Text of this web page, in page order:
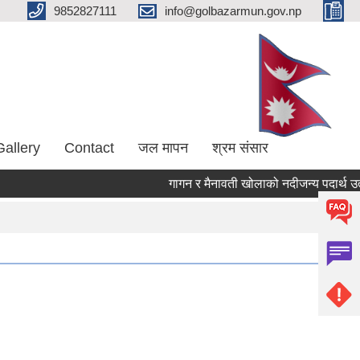
9852827111 info@golbazarmun.gov.np
Contact जल मापन श्रम संसार
गागन र मैनावती खोलाको नदीजन्य पदार्थ